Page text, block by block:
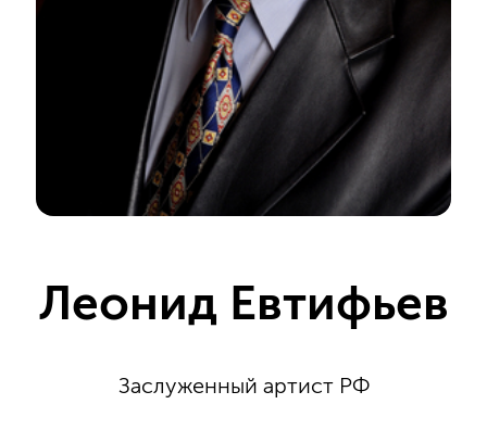
Леонид Евтифьев
Заслуженный артист РФ